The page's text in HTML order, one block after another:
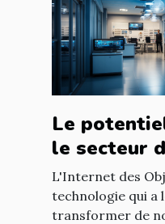
Le
le secteur
L'Internet des
technologie qui a
transformer de